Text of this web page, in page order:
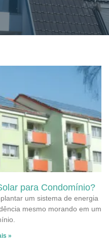
para Condomínio?
um sistema de energia
mesmo morando em um
»